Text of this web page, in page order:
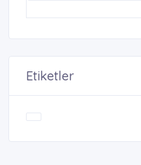
Etiketler